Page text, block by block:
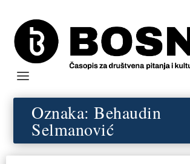
Oznaka:Behaudin
Selmanović